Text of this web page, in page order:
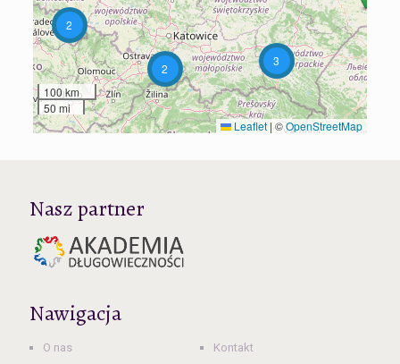
3
2
2
100 km
50 mi
Leaflet | ©OpenStreetMap
Nasz partner
Nawigacja
O nas Kontakt